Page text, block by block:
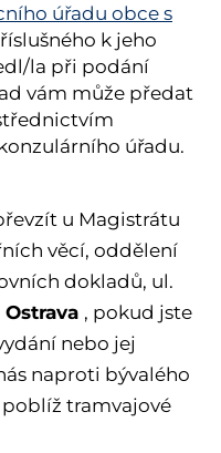
úřadu obce s
k jeho
la při podání
vám může předat
úřadu.
u Magistrátu
věcí, oddělení
dokladů, ul.
, pokud jste
nebo jej
naproti bývalého
tramvajové